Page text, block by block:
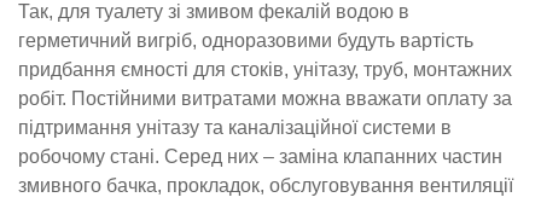
Так, для туалету зі змивом фекалій водою в
герметичний вигріб, одноразовими будуть вартість
придбання ємності для стоків, унітазу, труб, монтажних
робіт. Постійними витратами можна вважати оплату за
підтримання унітазу та каналізаційної системи в
робочому стані. Серед них – заміна клапанних частин
змивного бачка, прокладок, обслуговування вентиляції